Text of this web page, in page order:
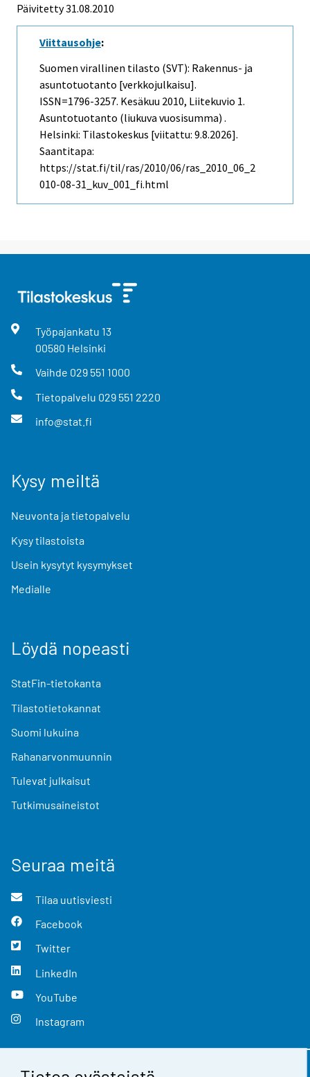
Päivitetty 31.08.2010
Viittausohje:
Suomen virallinen tilasto (SVT): Rakennus- ja
asuntotuotanto [verkkojulkaisu].
ISSN=1796-3257. Kesäkuu 2010, Liitekuvio 1.
Asuntotuotanto (liukuva vuosisumma) .
Helsinki: Tilastokeskus [viitattu: 9.8.2026].
Saantitapa:
https://stat.fi/til/ras/2010/06/ras_2010_06_2
010-08-31_kuv_001_fi.html
Työpajankatu 13
00580 Helsinki
Vaihde 029 551 1000
Tietopalvelu 029 551 2220
info@stat.fi
Kysy meiltä
Neuvonta ja tietopalvelu
Kysy tilastoista
Usein kysytyt kysymykset
Medialle
Löydä nopeasti
StatFin-tietokanta
Tilastotietokannat
Suomi lukuina
Rahanarvonmuunnin
Tulevat julkaisut
Tutkimusaineistot
Seuraa meitä
Tilaa uutisviesti
Facebook
Twitter
LinkedIn
YouTube
Instagram